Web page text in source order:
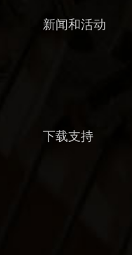
新闻和活动
下载支持